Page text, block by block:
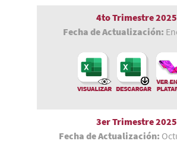
4to Trimestre 2025
Fecha de Actualización:
3er Trimestre2025
Fecha de Actualización: